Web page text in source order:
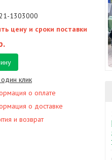
1303000
цену и сроки поставки
клик
о оплате
о доставке
и возврат